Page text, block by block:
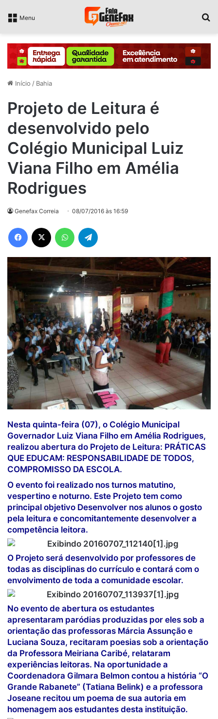
Menu
Início / Bahia
Projeto de Leitura é
desenvolvido pelo
Colégio Municipal Luiz
Viana Filho em Amélia
Rodrigues
Genefax Correia 08/07/2016 às 16:59
Facebook WhatsApp
Nesta quinta-feira (07), o Colégio Municipal
Governador Luiz Viana Filho em Amélia Rodrigues,
realizou abertura do Projeto de Leitura: PRÁTICAS
QUE EDUCAM: RESPONSABILIDADE DE TODOS,
COMPROMISSO DA ESCOLA.
O evento foi realizado nos turnos matutino,
vespertino e noturno. Este Projeto tem como
principal objetivo Desenvolver nos alunos o gosto
pela leitura e concomitantemente desenvolver a
competência leitora.
O Projeto será desenvolvido por professores de
todas as disciplinas do currículo e contará com o
envolvimento de toda a comunidade escolar.
No evento de abertura os estudantes
apresentaram paródias produzidas por eles sob a
orientação das professoras Márcia Assunção e
Luciana Souza, recitaram poesias sob a orientação
da Professora Meiriana Caribé, relataram
experiências leitoras. Na oportunidade a
Coordenadora Gilmara Belmon contou a história “O
Grande Rabanete” (Tatiana Belink) e a professora
Joseane recitou um poema de sua autoria em
homenagem aos estudantes desta instituição.